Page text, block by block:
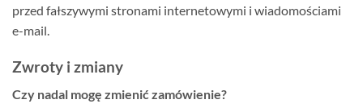
przed fałszywymi stronami internetowymi i wiadomościami
e-mail.
Zwroty i zmiany
Czy nadal mogę zmienić zamówienie?